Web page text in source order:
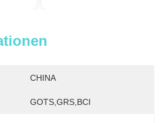
CHINA
GOTS,GRS,BCI